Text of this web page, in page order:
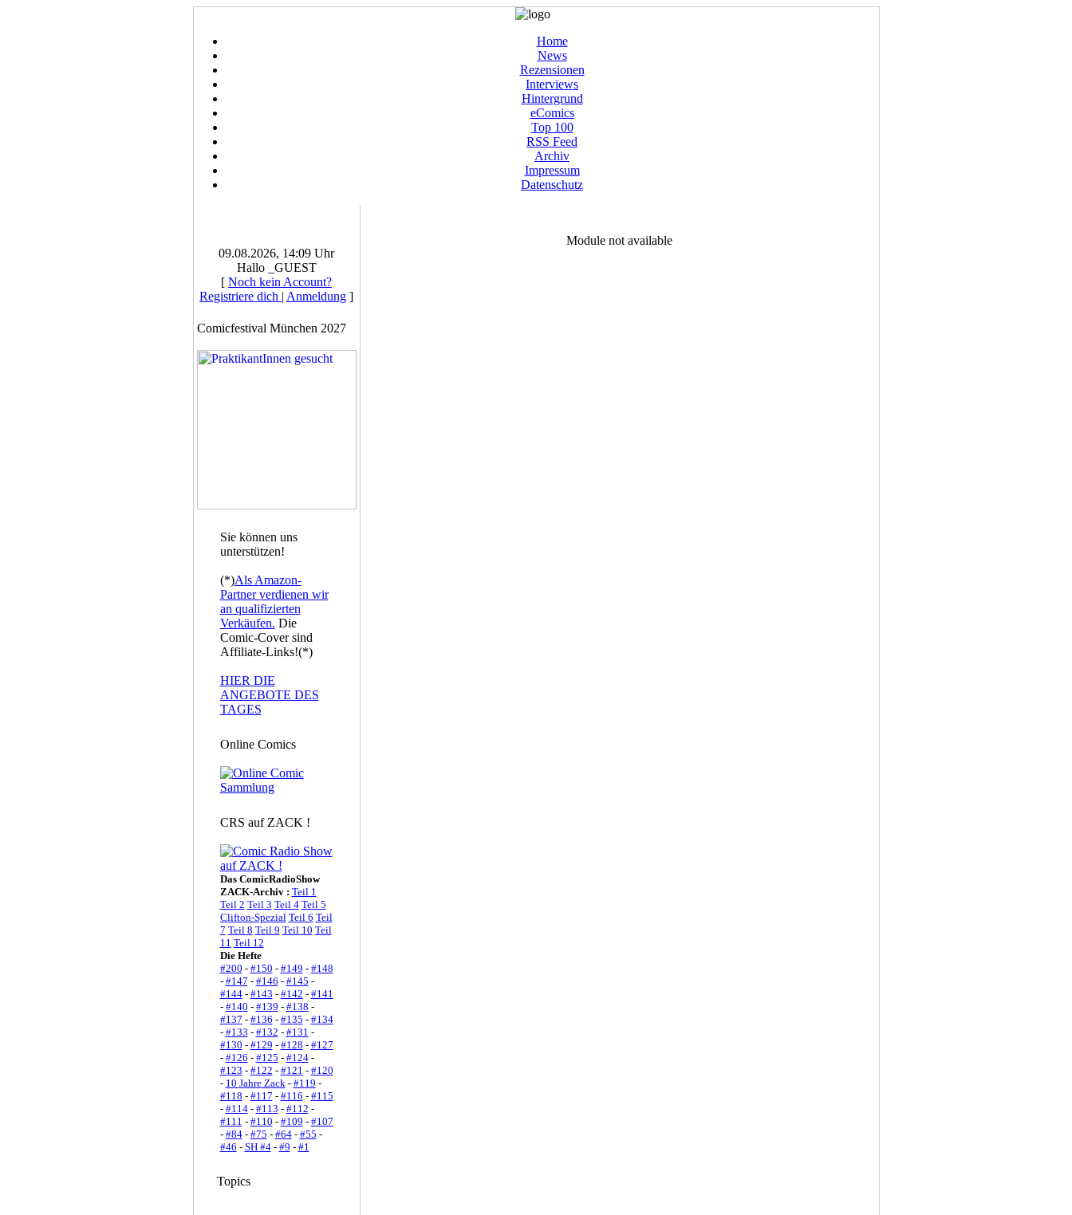
Home
News
Rezensionen
Interviews
Hintergrund
eComics
Top 100
RSS Feed
Archiv
Impressum
Datenschutz
09.08.2026, 14:09 Uhr
Hallo _GUEST
[ Noch kein Account?
Registriere dich | Anmeldung ]
Comicfestival München 2027
Sie können uns
unterstützen!
(*)Als Amazon-
Partner verdienen wir
an qualifizierten
Verkäufen. Die
Comic-Cover sind
Affiliate-Links!(*)
HIER DIE
ANGEBOTE DES
TAGES
Online Comics
CRS auf ZACK !
Das ComicRadioShow
ZACK-Archiv : Teil 1
Teil 2 Teil 3 Teil 4 Teil 5
Clifton-Spezial Teil 6 Teil
7 Teil 8 Teil 9 Teil 10 Teil
11 Teil 12
Die Hefte
#200 - #150 - #149 - #148
- #147 - #146 - #145 -
#144- #143 - #142 - #141
- #140 - #139 - #138 -
#137 - #136 - #135 - #134
- #133 - #132 - #131 -
#130 - #129 - #128 - #127
- #126 - #125 - #124-
#123 - #122 - #121 - #120
- 10 Jahre Zack- #119 -
#118 - #117 - #116 - #115
- #114- #113 - #112 -
#111 - #110 - #109 - #107
- #84- #75 - #64- #55 -
#46 - SH #4- #9 - #1
Topics
Module not available